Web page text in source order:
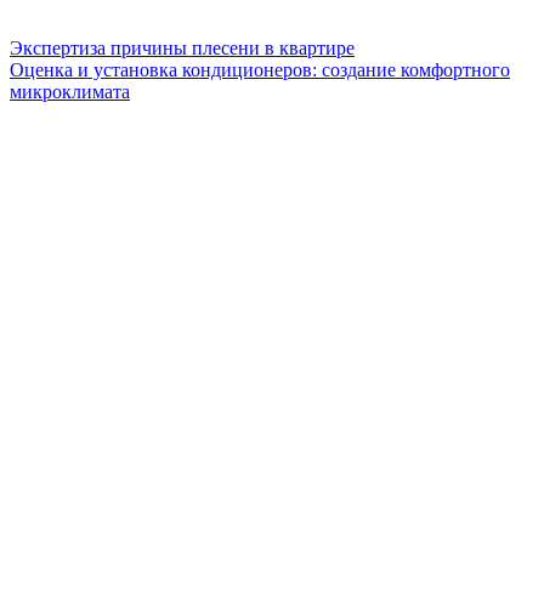
Экспертиза причины плесени в квартире
Оценка и установка кондиционеров: создание комфортного
микроклимата